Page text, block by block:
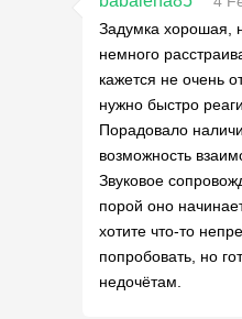
Задумка хорошая,
немного
кажется не очень
нужно быстро
Порадовало
возможность
Звуковое
порой оно
хотите что-то
попробовать, но
недочётам.